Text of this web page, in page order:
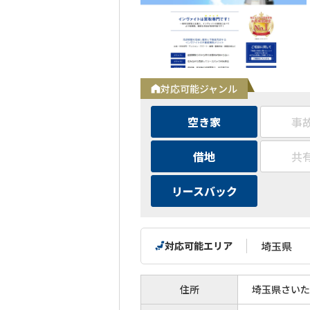
対応可能ジャンル
空き家 事
借地 共
リースバック
住所 埼玉県さい
対応可能エリア 埼玉県